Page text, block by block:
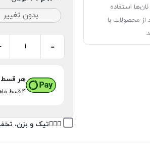
استفاده
از محصولات با
25,400
بود.
قیمت
بدون تغییر
عدد
-
هر قسط
۴ قسط ماهانه. بدون سود، چک و ضامن.
👉🏽✅تیک و بزن،